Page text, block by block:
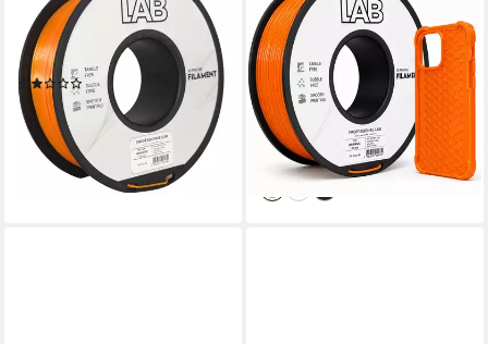
Filament PLA Filament
1.75mm, 1kg für 3D Drucker
Made in Europe
(3)
16,99 € UVP 21,99 €
-23%
lieferbar - in 2-3 Werktagen bei dir
Filament Flexibles TPU
Filament für 3D Drucker
1,75mm 1 kg Filament, 95A
Shore
14,99 €
UVP24,99 €
-40%
lieferbar - in 2-3 Werktagen bei dir